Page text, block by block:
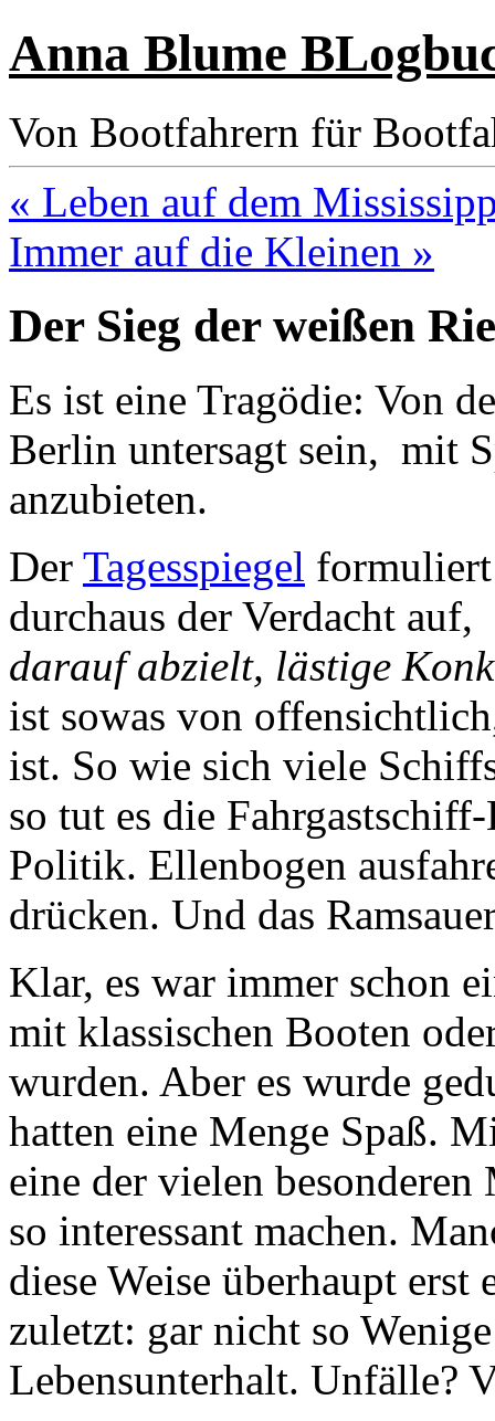
Anna Blume
Von Bootfahrern für
« Leben auf dem
Immer auf die Kleinen »
Der Sieg der weißen
Es ist eine Tragödie: Von
Berlin untersagt sein, mit
anzubieten.
Der Tagesspiegel
durchaus der Verdacht auf,
darauf abzielt, lästige
ist sowas von
ist. So wie sich viele
so tut es die
Politik. Ellenbogen
drücken. Und das
Klar, es war immer schon
mit klassischen Booten
wurden. Aber es wurde
hatten eine Menge Spaß.
eine der vielen
so interessant machen.
diese Weise überhaupt
zuletzt: gar nicht so
Lebensunterhalt. Unfälle?